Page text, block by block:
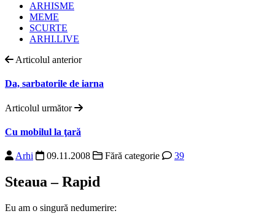
ARHISME
MEME
SCURTE
ARHI.LIVE
Articolul anterior
Da, sarbatorile de iarna
Articolul următor
Cu mobilul la ţară
Arhi 09.11.2008 Fără categorie 39
Steaua – Rapid
Eu am o singură nedumerire: